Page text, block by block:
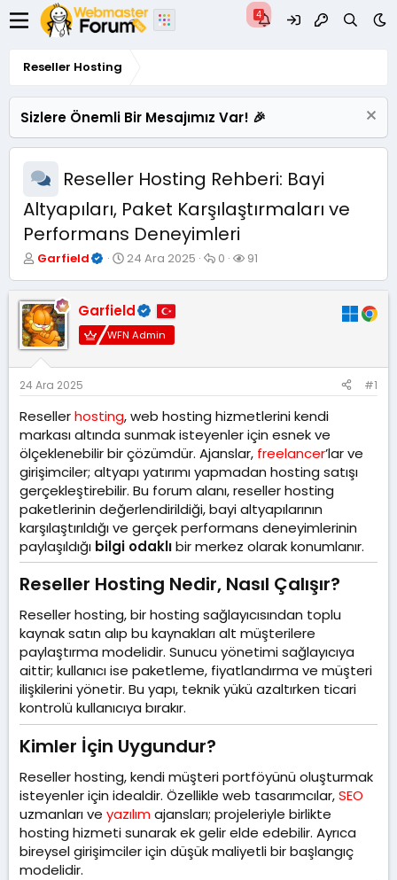
Reseller Hosting
Sizlere Önemli Bir Mesajımız Var! 🎉
Reseller Hosting Rehberi: Bayi
Altyapıları, Paket Karşılaştırmaları ve
Performans Deneyimleri
K
u
y
u
B
ş
l
a
t
a
n
Garfield
B
l
a
n
ı
t
a
r
i
h
i
24 Ara 2025
C
r
0
G
l
m
e
91
Garfield
WFN Admin
24 Ara 2025 #1
Resellerhosting, web hosting hizmetlerini kendi
markası altında sunmak isteyenler için esnek ve
ölçeklenebilir bir çözümdür. Ajanslar, freelancer’lar ve
girişimciler; altyapı yatırımı yapmadan hosting satışı
gerçekleştirebilir. Bu forum alanı, reseller hosting
paketlerinin değerlendirildiği, bayi altyapılarının
karşılaştırıldığı ve gerçek performans deneyimlerinin
paylaşıldığı bilgi odaklıbir merkez olarak konumlanır.
Reseller Hosting Nedir, Nasıl Çalışır?​
Reseller hosting, bir hosting sağlayıcısından toplu
kaynak satın alıp bu kaynakları alt müşterilere
paylaştırma modelidir. Sunucu yönetimi sağlayıcıya
aittir; kullanıcı ise paketleme, fiyatlandırma ve müşteri
ilişkilerini yönetir. Bu yapı, teknik yükü azaltırken ticari
kontrolü kullanıcıya bırakır.
Kimler İçin Uygundur?​
Reseller hosting, kendi müşteri portföyünü oluşturmak
isteyenler için idealdir. Özellikle web tasarımcılar,SEO
uzmanları ve yazılımajansları; projeleriyle birlikte
hosting hizmeti sunarak ek gelir elde edebilir. Ayrıca
bireysel girişimciler için düşük maliyetli bir başlangıç
modelidir.